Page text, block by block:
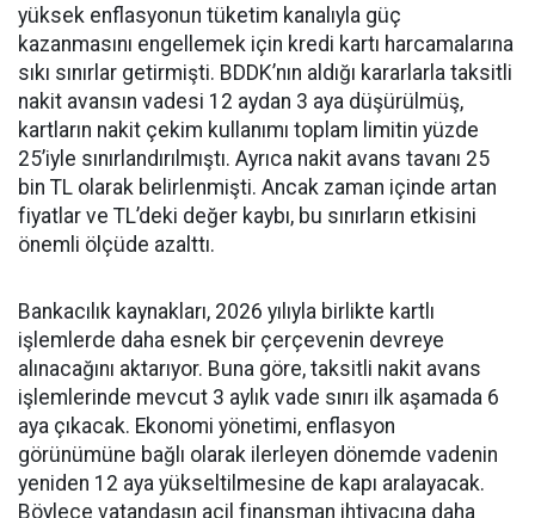
yüksek enflasyonun tüketim kanalıyla güç
kazanmasını engellemek için kredi kartı harcamalarına
sıkı sınırlar getirmişti. BDDK’nın aldığı kararlarla taksitli
nakit avansın vadesi 12 aydan 3 aya düşürülmüş,
kartların nakit çekim kullanımı toplam limitin yüzde
25’iyle sınırlandırılmıştı. Ayrıca nakit avans tavanı 25
bin TL olarak belirlenmişti. Ancak zaman içinde artan
fiyatlar ve TL’deki değer kaybı, bu sınırların etkisini
önemli ölçüde azalttı.
Bankacılık kaynakları, 2026 yılıyla birlikte kartlı
işlemlerde daha esnek bir çerçevenin devreye
alınacağını aktarıyor. Buna göre, taksitli nakit avans
işlemlerinde mevcut 3 aylık vade sınırı ilk aşamada 6
aya çıkacak. Ekonomi yönetimi, enflasyon
görünümüne bağlı olarak ilerleyen dönemde vadenin
yeniden 12 aya yükseltilmesine de kapı aralayacak.
Böylece vatandaşın acil finansman ihtiyacına daha